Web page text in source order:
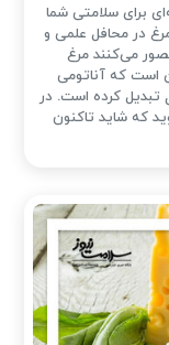
برای سلامتی شما
در محافل علمی و
می‌کنند مرغ
است که آناتومی
تبدیل کرده است. در
که شاید تاکنون